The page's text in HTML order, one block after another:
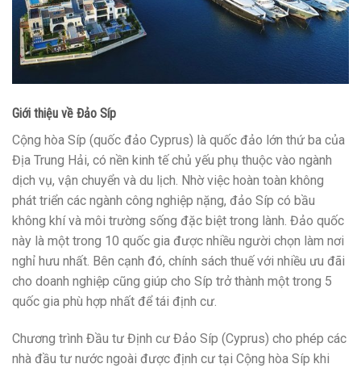
Giới thiệu về Đảo Síp
Cộng hòa Síp (quốc đảo Cyprus) là quốc đảo lớn thứ ba của
Địa Trung Hải, có nền kinh tế chủ yếu phụ thuộc vào ngành
dịch vụ, vận chuyển và du lịch. Nhờ việc hoàn toàn không
phát triển các ngành công nghiệp nặng, đảo Síp có bầu
không khí và môi trường sống đặc biệt trong lành. Đảo quốc
này là một trong 10 quốc gia được nhiều người chọn làm nơi
nghỉ hưu nhất. Bên cạnh đó, chính sách thuế với nhiều ưu đãi
cho doanh nghiệp cũng giúp cho Síp trở thành một trong 5
quốc gia phù hợp nhất để tái định cư.
Chương trình Đầu tư Định cư Đảo Síp (Cyprus) cho phép các
nhà đầu tư nước ngoài được định cư tại Cộng hòa Síp khi